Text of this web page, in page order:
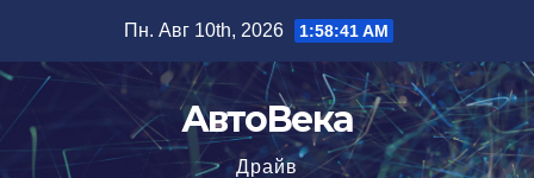
содержимому
Пн. Авг 10th, 2026 1:58:42 AM
АвтоВека
Драйв